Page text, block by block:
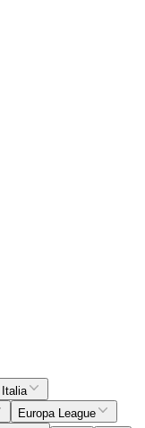
Italia
Europa League